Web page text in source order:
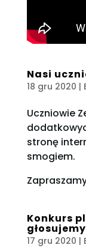
Nasi
18 gru 2020 |
Uczniowie
stronę
smogiem.
Konkurs
17 gru 2020 |